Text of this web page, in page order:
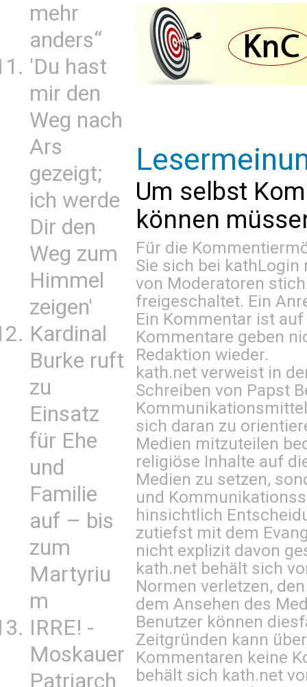
mehr
anders“
'Du hast
mir den
Weg nach
Ars
gezeigt;
ich werde
Dir den
Weg zum
Himmel
zeigen'
Kardinal
Burke ruft
zu
Einsatz
für Ehe
und
Familie
auf – bis
zum
Martyriu
m
IRRE! -
Moskauer
Patriarch
Um selbst
können
Für die
Sie sich bei kathLogin
von Moderatoren
freigeschaltet. Ein
Ein Kommentar ist
Kommentare geben
Redaktion wieder.
kath.net verweist in
Schreiben von Papst
sich daran zu
Medien mitzuteilen
religiöse Inhalte auf
Medien zu setzen,
und
hinsichtlich
zutiefst mit dem
nicht explizit davon
kath.net behält sich
Normen verletzen,
dem Ansehen des
Benutzer können
Zeitgründen kann
Kommentaren keine
behält sich kath.net